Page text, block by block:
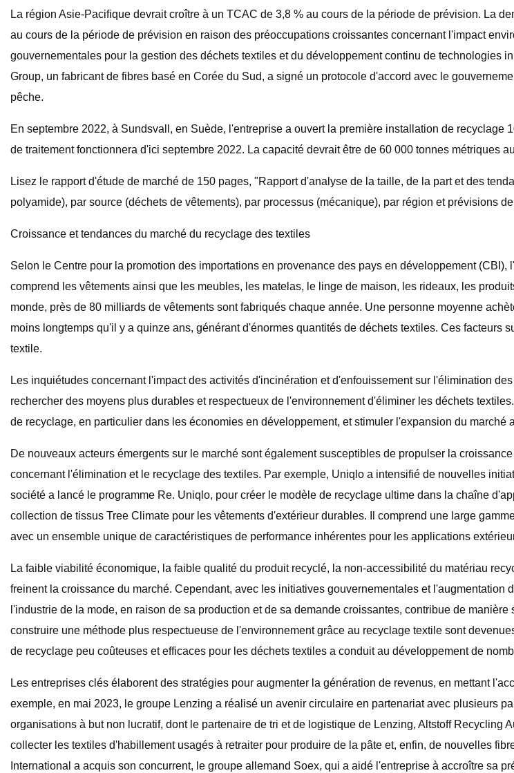
La région Asie-Pacifique devrait croître à un TCAC de 3,8 % au cours de la période de prévision. La
au cours de la période de prévision en raison des préoccupations croissantes concernant l'impact
gouvernementales pour la gestion des déchets textiles et du développement continu de technologies
Group, un fabricant de fibres basé en Corée du Sud, a signé un protocole d'accord avec le
pêche.
En septembre 2022, à Sundsvall, en Suède, l'entreprise a ouvert la première installation de
de traitement fonctionnera d'ici septembre 2022. La capacité devrait être de 60 000 tonnes métriques
Lisez le rapport d'étude de marché de 150 pages, "Rapport d'analyse de la taille, de la part et des
polyamide), par source (déchets de vêtements), par processus (mécanique), par région et prévisions
Croissance et tendances du marché du recyclage des textiles
Selon le Centre pour la promotion des importations en provenance des pays en développement
comprend les vêtements ainsi que les meubles, les matelas, le linge de maison, les rideaux, les
monde, près de 80 milliards de vêtements sont fabriqués chaque année. Une personne moyenne
moins longtemps qu'il y a quinze ans, générant d'énormes quantités de déchets textiles. Ces
textile.
Les inquiétudes concernant l'impact des activités d'incinération et d'enfouissement sur l'élimination
rechercher des moyens plus durables et respectueux de l'environnement d'éliminer les déchets
de recyclage, en particulier dans les économies en développement, et stimuler l'expansion du marché
De nouveaux acteurs émergents sur le marché sont également susceptibles de propulser la
concernant l'élimination et le recyclage des textiles. Par exemple, Uniqlo a intensifié de nouvelles
société a lancé le programme Re. Uniqlo, pour créer le modèle de recyclage ultime dans la chaîne
collection de tissus Tree Climate pour les vêtements d'extérieur durables. Il comprend une large
avec un ensemble unique de caractéristiques de performance inhérentes pour les applications
La faible viabilité économique, la faible qualité du produit recyclé, la non-accessibilité du matériau
freinent la croissance du marché. Cependant, avec les initiatives gouvernementales et
l'industrie de la mode, en raison de sa production et de sa demande croissantes, contribue de
construire une méthode plus respectueuse de l'environnement grâce au recyclage textile sont
de recyclage peu coûteuses et efficaces pour les déchets textiles a conduit au développement de
Les entreprises clés élaborent des stratégies pour augmenter la génération de revenus, en mettant
exemple, en mai 2023, le groupe Lenzing a réalisé un avenir circulaire en partenariat avec plusieurs
organisations à but non lucratif, dont le partenaire de tri et de logistique de Lenzing, Altstoff Recycling
collecter les textiles d'habillement usagés à retraiter pour produire de la pâte et, enfin, de nouvelles
International a acquis son concurrent, le groupe allemand Soex, qui a aidé l'entreprise à accroître sa